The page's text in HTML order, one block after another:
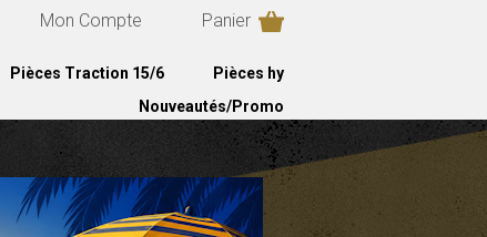
Mon Compte Panier
Pièces Traction 15/6
Pièces hy
Nouveautés/Promo